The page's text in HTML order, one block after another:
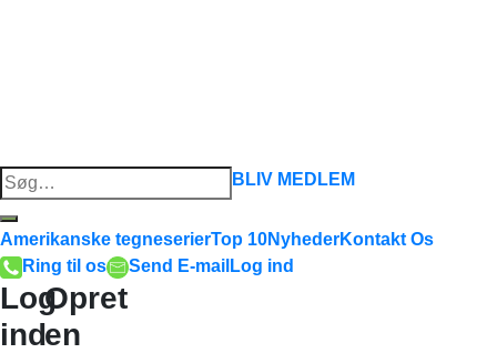
Søg
efter:
BLIV MEDLEM
Amerikanske tegneserierTop 10NyhederKontakt Os
Ring til os
Send E-mail Log ind
Log
ind
Opret
en